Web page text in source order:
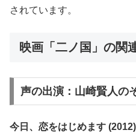
されています。
映画「二ノ国」の関
声の出演：山崎賢人の
今日、恋をはじめます (2012)